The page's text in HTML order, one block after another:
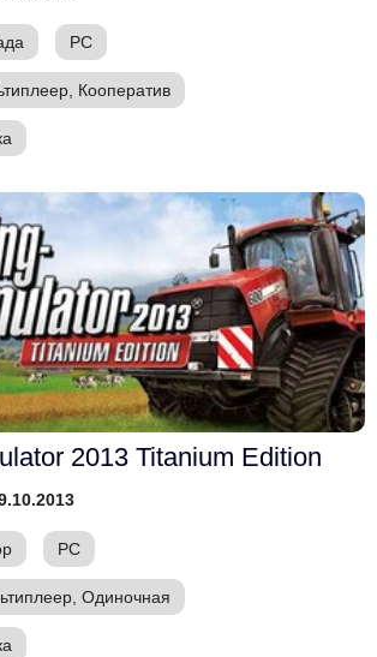
PC
Кооператив
2013 Titanium Edition
PC
Одиночная